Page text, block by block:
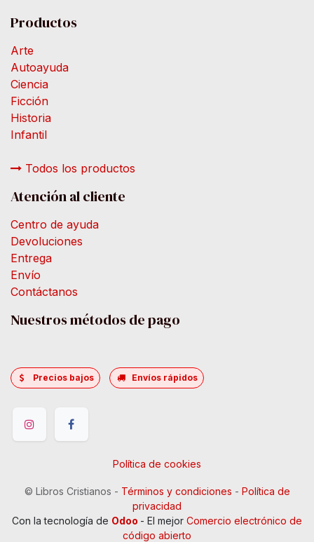
Productos
Arte
Autoayuda
Ciencia
Ficción
Historia
Infantil
Todos los productos
Atención al cliente
Centro de ayuda
Devoluciones
Entrega
Envío
Contáctanos
Nuestros métodos de pago
Precios bajos Envíos rápidos
Política de cookies
© Libros Cristianos - Términos y condiciones - Política de
privacidad
Con la tecnología de Odoo - El mejor Comercio electrónico de
código abierto